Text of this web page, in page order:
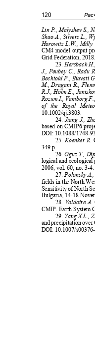
120
Lin P., Malyshev S.,
Shao A., Silvers L.,
Horowitz L.W., Milly
CM4 model output
Grid Federation,
23.Hersbach
J., Peubey C., Radu
Bechtold P., Biavati
M., Dragani R.,
R.J., Hólm E.,
Rozum I., Vamborg
of the Royal
10.1002/qj.3803.
24.Jiang J.,
based on CMIP6
DOI: 10.1088/1748-
25. Koеnkеr R.
349 p.
26.Oguz T.,
logical and ecological
2006, vol. 60, no. 3-
27.Polonsky
fields in the North
Sensitivity of North
Bulgaria, 14-18
28. Voldoire A.
CMIP. Earth System
29. Yang X.L.,
and precipitation
DOI: 10.1007/